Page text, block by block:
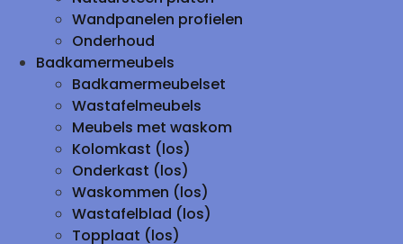
Wandpanelen profielen
Onderhoud
Badkamermeubels
Badkamermeubelset
Wastafelmeubels
Meubels met waskom
Kolomkast (los)
Onderkast (los)
Waskommen (los)
Wastafelblad (los)
Topplaat (los)